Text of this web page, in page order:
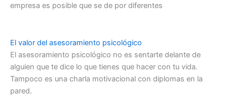
empresa es posible que se de por diferentes
El valor del asesoramiento psicológico
El asesoramiento psicológico no es sentarte delante de
alguien que te dice lo que tienes que hacer con tu vida.
Tampoco es una charla motivacional con diplomas en la
pared.